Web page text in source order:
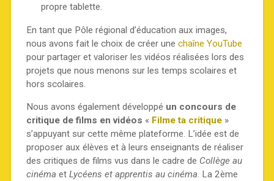
propre tablette.
En tant que Pôle régional d’éducation aux images,
nous avons fait le choix de créer une chaîne YouTube
pour partager et valoriser les vidéos réalisées lors des
projets que nous menons sur les temps scolaires et
hors scolaires.
Nous avons également développé un concours de
critique de films en vidéos « Filme ta critique»
s’appuyant sur cette même plateforme. L’idée est de
proposer aux élèves et à leurs enseignants de réaliser
des critiques de films vus dans le cadre de Collège au
cinéma et Lycéens et apprentis au cinéma. La 2ème